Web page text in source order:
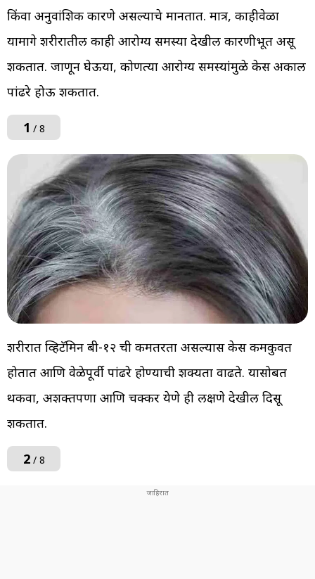
किंवा अनुवांशिक कारणे असल्याचे मानतात. मात्र, काहीवेळा
यामागे शरीरातील काही आरोग्य समस्या देखील कारणीभूत असू
शकतात. जाणून घेऊया, कोणत्या आरोग्य समस्यांमुळे केस अकाली
पांढरे होऊ शकतात.
1 / 8
शरीरात व्हिटॅमिन बी-१२ ची कमतरता असल्यास केस कमकुवत
होतात आणि वेळेपूर्वी पांढरे होण्याची शक्यता वाढते. यासोबत
थकवा, अशक्तपणा आणि चक्कर येणे ही लक्षणे देखील दिसू
शकतात.
2/ 8